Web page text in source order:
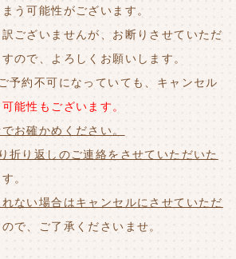
う可能性がございます。
ございませんが、お断りさせていただ
ので、よろしくお願いします。
予約不可になっていても、キャンセル
能性もございます。
お確かめください。
折り返しのご連絡をさせていただいた
。
ない場合はキャンセルにさせていただ
で、ご了承くださいませ。